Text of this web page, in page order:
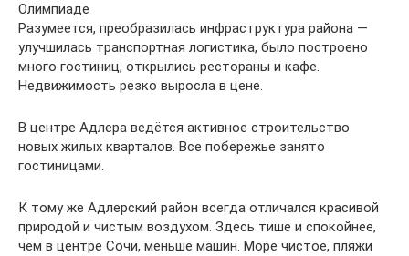
Олимпиаде
Разумеется, преобразилась инфраструктура района —
улучшилась транспортная логистика, было построено
много гостиниц, открылись рестораны и кафе.
Недвижимость резко выросла в цене.
В центре Адлера ведётся активное строительство
новых жилых кварталов. Все побережье занято
гостиницами.
К тому же Адлерский район всегда отличался красивой
природой и чистым воздухом. Здесь тише и спокойнее,
чем в центре Сочи, меньше машин. Море чистое, пляжи